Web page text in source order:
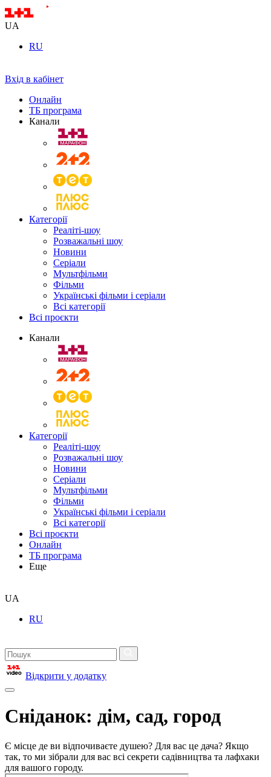
UA
RU
Вхід в кабінет
Онлайн
ТБ програма
Канали
Категорії
Реаліті-шоу
Розважальні шоу
Новини
Серіали
Мультфільми
Фільми
Українські фільми і серіали
Всі категорії
Всі проєкти
Канали
Категорії
Реаліті-шоу
Розважальні шоу
Новини
Серіали
Мультфільми
Фільми
Українські фільми і серіали
Всі категорії
Всі проєкти
Онлайн
ТБ програма
Еще
UA
RU
Відкрити у додатку
Сніданок: дім, сад, город
Є місце де ви відпочиваєте душею? Для вас це дача? Якщо
так, то ми зібрали для вас всі секрети садівництва та лафхаки
для вашого городу.